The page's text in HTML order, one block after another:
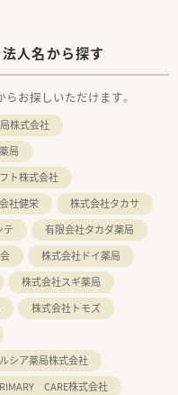
人名から探す
お探しいただけます。
株式会社
局
ト株式会社
社健栄
株式会社タカサ
テ
有限会社タカダ薬局
株式会社ドイ薬局
株式会社スギ薬局
株式会社トモズ
シア薬局株式会社
CARE株式会社